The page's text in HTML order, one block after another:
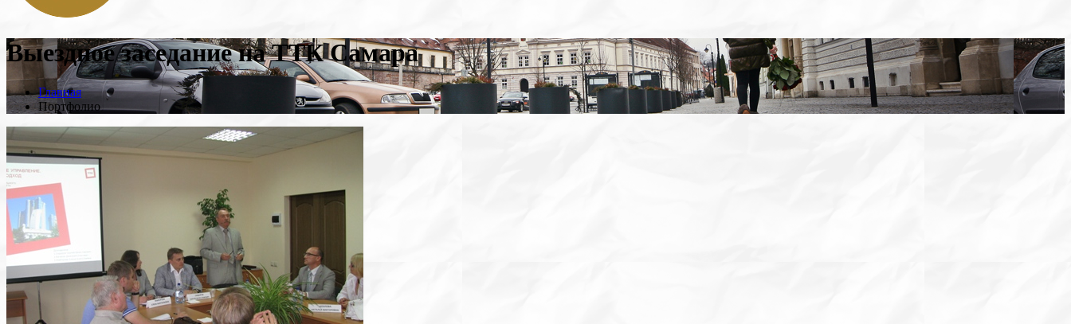
Выездное заседание на ТТК Самара
Главная
Портфолио